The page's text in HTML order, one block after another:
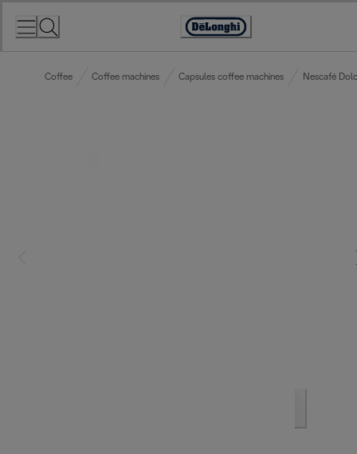
Accessibility
Coffee Coffee machines Capsules coffee machines Nescafé